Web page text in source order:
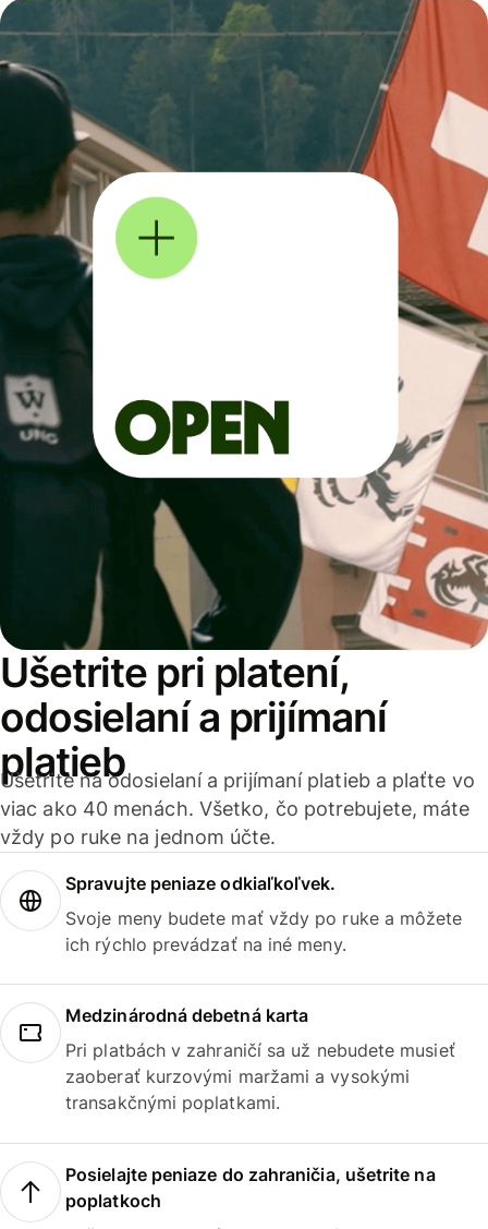
Ušetrite pri platení,
odosielaní a prijímaní
platieb
Ušetrite na odosielaní a prijímaní platieb a plaťte vo
viac ako 40 menách. Všetko, čo potrebujete, máte
vždy po ruke na jednom účte.
Spravujte peniaze odkiaľkoľvek.
Svoje meny budete mať vždy po ruke a môžete
ich rýchlo prevádzať na iné meny.
Medzinárodná debetná karta
Pri platbách v zahraničí sa už nebudete musieť
zaoberať kurzovými maržami a vysokými
transakčnými poplatkami.
Posielajte peniaze do zahraničia, ušetrite na
poplatkoch